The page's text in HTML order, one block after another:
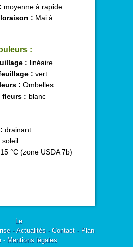
moyenne à rapide
: Mai à
:
: linéaire
: vert
: Ombelles
fleurs : blanc
drainant
soleil
°C (zone USDA 7b)
Le
- Actualités - Contact- Plan
- Mentions légales